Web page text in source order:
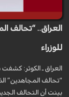
العراق.. “تحالف
للوزراء
العراق ـ الكوثر:
“تحالف المجاهدين”
بينت أن التحالف